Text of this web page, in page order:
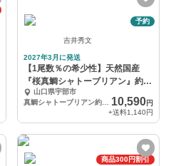
予約
吉井秀文
2027年3月に発送
【1尾数％の希少性】天然国産
『桜真鯛シャトーブリアン』約
150g【3月予約】
山口県宇部市
真鯛シャトーブリアン約150g
10,590円
+送料1,140円
商品300円割引